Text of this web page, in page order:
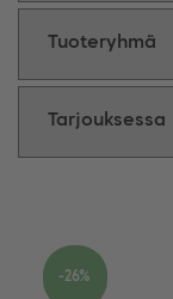
-26%